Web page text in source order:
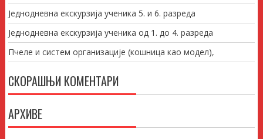
Једнодневна екскурзија ученика 5. и 6. разреда
Једнодневна екскурзија ученика од 1. до 4. разреда
Пчеле и систем организације (кошница као модел),
СКОРАШЊИ КОМЕНТАРИ
АРХИВЕ